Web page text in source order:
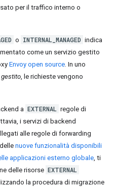
per il traffico interno o
o INTERNAL_MANAGED indica
come un servizio gestito
Envoy open source. In uno
gestito, le richieste vengono
a EXTERNAL regole di
i servizi di backend
alle regole di forwarding
nuove funzionalità disponibili
applicazioni esterno globale, ti
delle risorse EXTERNAL
la procedura di migrazione